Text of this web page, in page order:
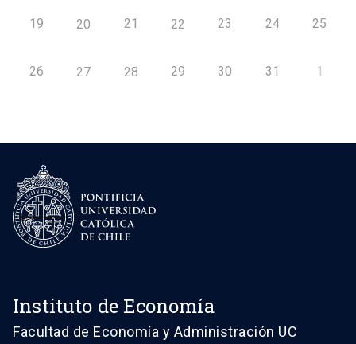
19 20 21 22 23 24 25
26 27 28 29 30 31 1
Instituto de Economía
Facultad de Economía y Administración UC